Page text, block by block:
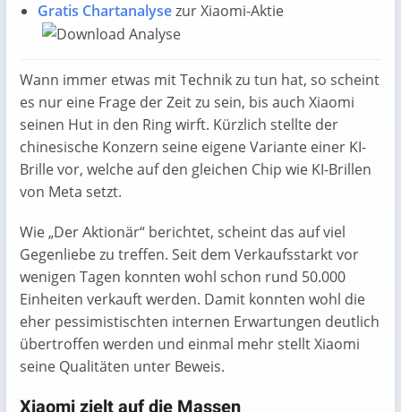
Gratis Chartanalysezur Xiaomi-Aktie
Wann immer etwas mit Technik zu tun hat, so scheint
es nur eine Frage der Zeit zu sein, bis auch Xiaomi
seinen Hut in den Ring wirft. Kürzlich stellte der
chinesische Konzern seine eigene Variante einer KI-
Brille vor, welche auf den gleichen Chip wie KI-Brillen
von Meta setzt.
Wie „Der Aktionär“ berichtet, scheint das auf viel
Gegenliebe zu treffen. Seit dem Verkaufsstarkt vor
wenigen Tagen konnten wohl schon rund 50.000
Einheiten verkauft werden. Damit konnten wohl die
eher pessimistischten internen Erwartungen deutlich
übertroffen werden und einmal mehr stellt Xiaomi
seine Qualitäten unter Beweis.